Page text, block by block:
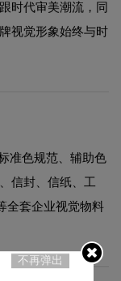
时代审美潮流，同
视觉形象始终与时
准色规范、辅助色
信封、信纸、工
全套企业视觉物料
不再弹出